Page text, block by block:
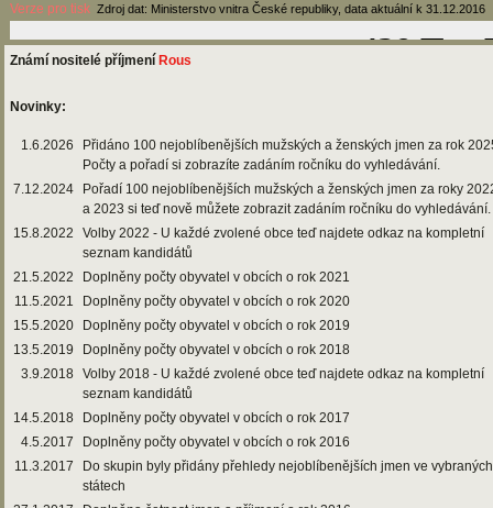
Verze pro tisk Zdroj dat: Ministerstvo vnitra České republiky, data aktuální k 31.12.2016
Známí nositelé příjmení Rous
Novinky:
1.6.2026
Přidáno 100 nejoblíbenějších mužských a ženských jmen za rok
Počty a pořadí si zobrazíte zadáním ročníku do vyhledávání.
7.12.2024
Pořadí 100 nejoblíbenějších mužských a ženských jmen za roky
a 2023 si teď nově můžete zobrazit zadáním ročníku do vyhledávání.
15.8.2022
Volby 2022 - U každé zvolené obce teď najdete odkaz na kompletní
seznam kandidátů
21.5.2022
Doplněny počty obyvatel v obcích o rok 2021
11.5.2021
Doplněny počty obyvatel v obcích o rok 2020
15.5.2020
Doplněny počty obyvatel v obcích o rok 2019
13.5.2019
Doplněny počty obyvatel v obcích o rok 2018
3.9.2018 Volby 2018 - U každé zvolené obce teď najdete odkaz na kompletní
seznam kandidátů
14.5.2018
Doplněny počty obyvatel v obcích o rok 2017
4.5.2017
Doplněny počty obyvatel v obcích o rok 2016
11.3.2017
Do skupin byly přidány přehledy nejoblíbenějších jmen ve vybraných
státech